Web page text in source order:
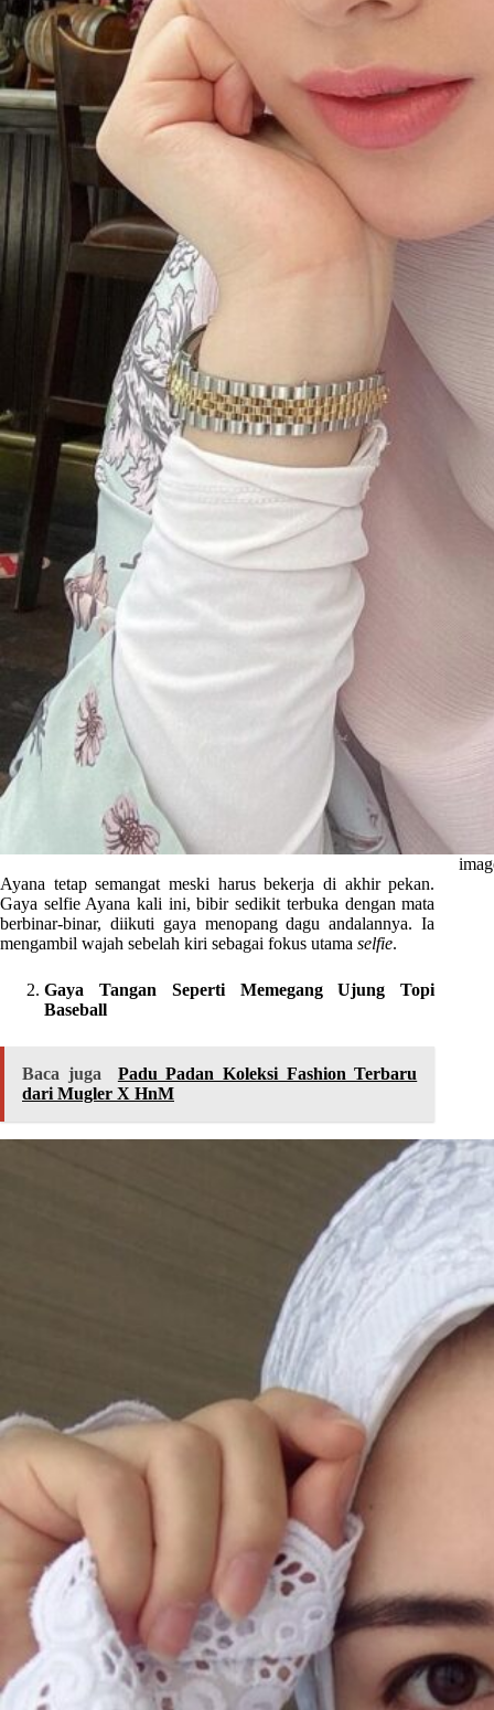
Ayana tetap semangat meski harus bekerja di akhir pekan.
Gaya selfie Ayana kali ini, bibir sedikit terbuka dengan mata
berbinar-binar, diikuti gaya menopang dagu andalannya. Ia
mengambil wajah sebelah kiri sebagai fokus utama selfie.
Gaya Tangan Seperti Memegang Ujung Topi
Baseball
Baca juga
Padu Padan Koleksi Fashion Terbaru
dari Mugler X HnM